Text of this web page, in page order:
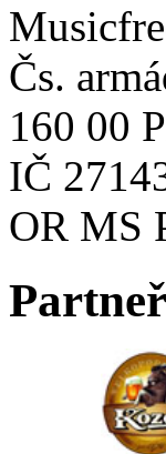
Čs.
160 00
IČ
OR MS